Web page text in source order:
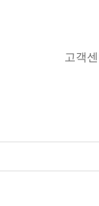
고객